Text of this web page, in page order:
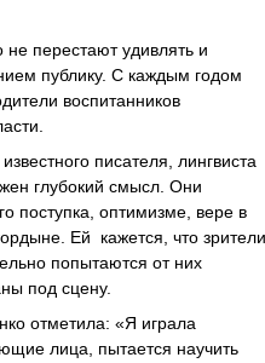
перестают удивлять и
публику. С каждым годом
воспитанников
писателя, лингвиста
глубокий смысл. Они
поступка, оптимизме, вере в
Ей кажется, что зрители
попытаются от них
под сцену.
отметила: «Я играла
лица, пытается научить